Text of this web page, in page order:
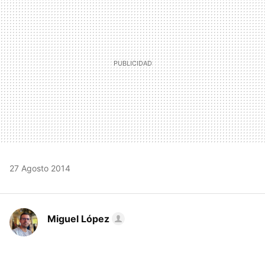
27 Agosto 2014
Miguel López